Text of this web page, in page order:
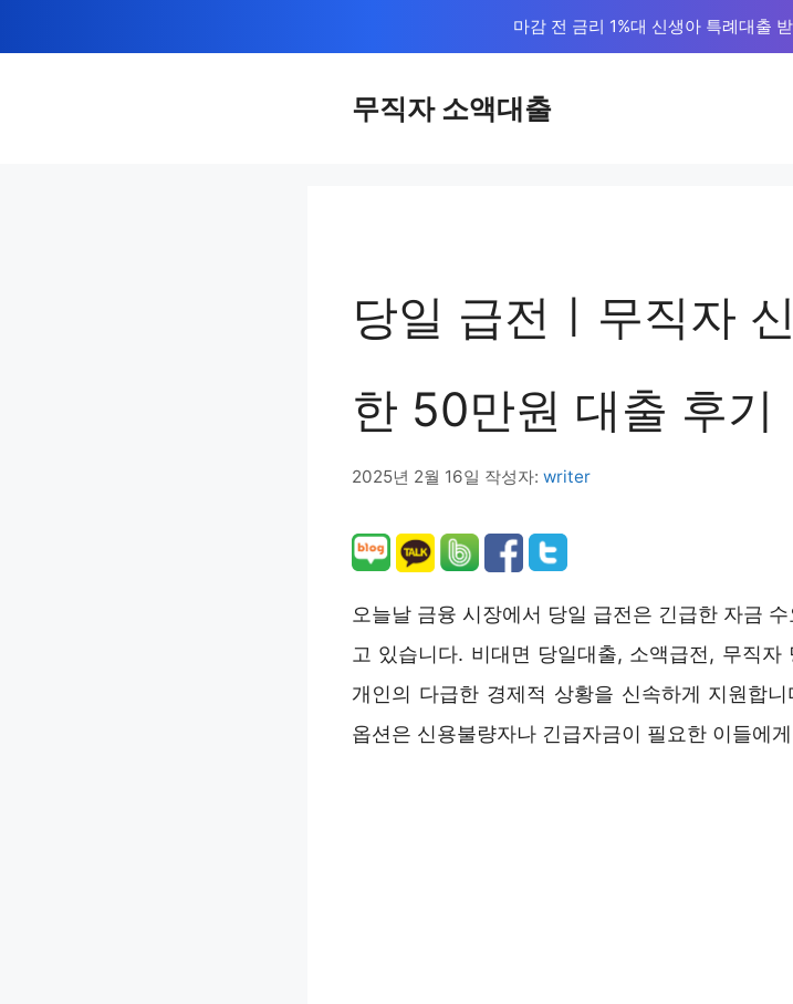
텐
마감 전 금리 1%대 신생아 특례대출
무직자 소액대출
당일 급전ㅣ무직자
한 50만원 대출 후기
2025년 2월 16일 작성자: writer
오늘날 금융 시장에서 당일 급전은 긴급한 자금
고 있습니다. 비대면 당일대출, 소액급전, 무직
개인의 다급한 경제적 상황을 신속하게 지원합
옵션은 신용불량자나 긴급자금이 필요한 이들에